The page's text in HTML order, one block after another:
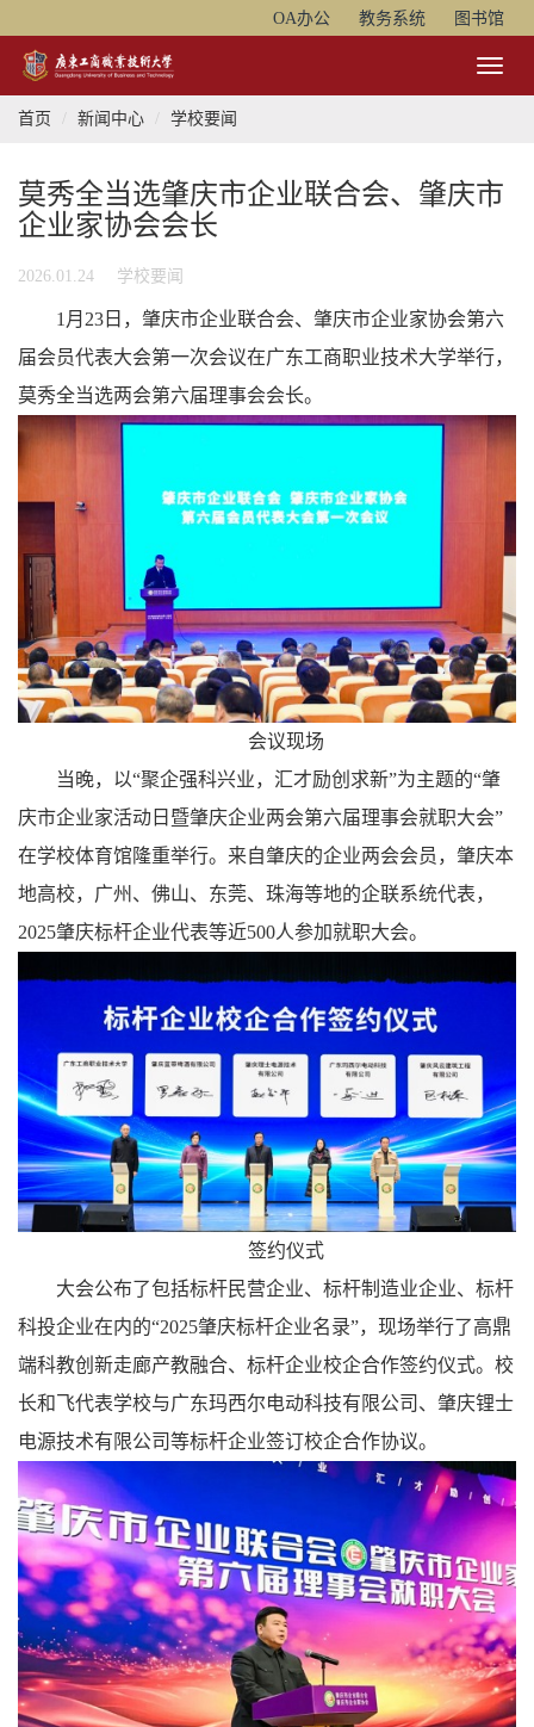
OA办公 教务系统 图书馆
Toggle
首页
新闻中心 学校要闻
莫秀全当选肇庆市企业联合会、肇庆市
企业家协会会长
2026.01.24 学校要闻
1月23日，肇庆市企业联合会、肇庆市企业家协会第六
届会员代表大会第一次会议在广东工商职业技术大学举行，
莫秀全当选两会第六届理事会会长。
会议现场
当晚，以“聚企强科兴业，汇才励创求新”为主题的“肇
庆市企业家活动日暨肇庆企业两会第六届理事会就职大会”
在学校体育馆隆重举行。来自肇庆的企业两会会员，肇庆本
地高校，广州、佛山、东莞、珠海等地的企联系统代表，
2025肇庆标杆企业代表等近500人参加就职大会。
签约仪式
大会公布了包括标杆民营企业、标杆制造业企业、标杆
科投企业在内的“2025肇庆标杆企业名录”，现场举行了高鼎
端科教创新走廊产教融合、标杆企业校企合作签约仪式。校
长和飞代表学校与广东玛西尔电动科技有限公司、肇庆锂士
电源技术有限公司等标杆企业签订校企合作协议。